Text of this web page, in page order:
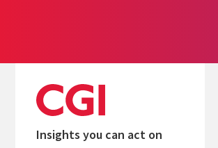
Insights you can act on